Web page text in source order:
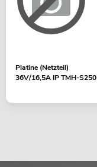
Platine (Netzteil)
36V/16,5A IP TMH-S250